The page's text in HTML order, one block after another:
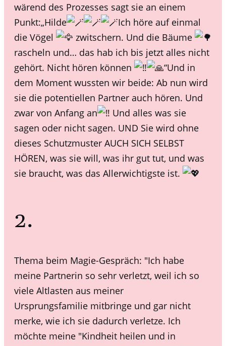
wärend des Prozesses sagt sie an einem
Punkt:„Hilde
Ich höre auf einmal
die Vögel
zwitschern. Und die Bäume
rascheln und… das hab ich bis jetzt alles nicht
gehört. Nicht hören können
“Und in
dem Moment wussten wir beide: Ab nun wird
sie die potentiellen Partner auch hören. Und
zwar von Anfang an
Und alles was sie
sagen oder nicht sagen. UND Sie wird ohne
dieses Schutzmuster AUCH SICH SELBST
HÖREN, was sie will, was ihr gut tut, und was
sie braucht, was das Allerwichtigste ist.
2.
Thema beim Magie-Gespräch: "Ich habe
meine Partnerin so sehr verletzt, weil ich so
viele Altlasten aus meiner
Ursprungsfamilie mitbringe und gar nicht
merke, wie ich sie dadurch verletze. Ich
möchte meine "Kindheit heilen und in